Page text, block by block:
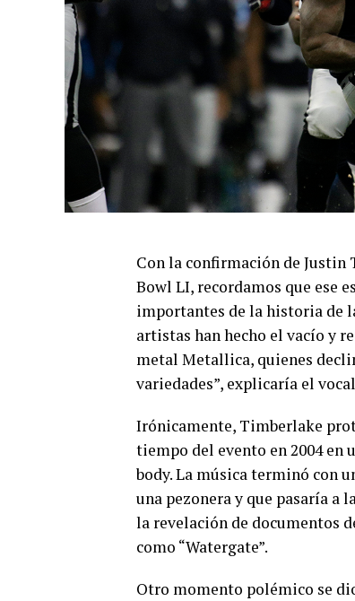
Con la confirmación de
Bowl LI, recordamos que ese
importantes de la historia de
artistas han hecho el vacío y
metal Metallica, quienes
variedades”, explicaría el
Irónicamente, Timberlake
tiempo del evento en 2004 en
body. La música terminó con
una pezonera y que pasaría a
la revelación de documentos
como “Watergate”.
Otro momento polémico se